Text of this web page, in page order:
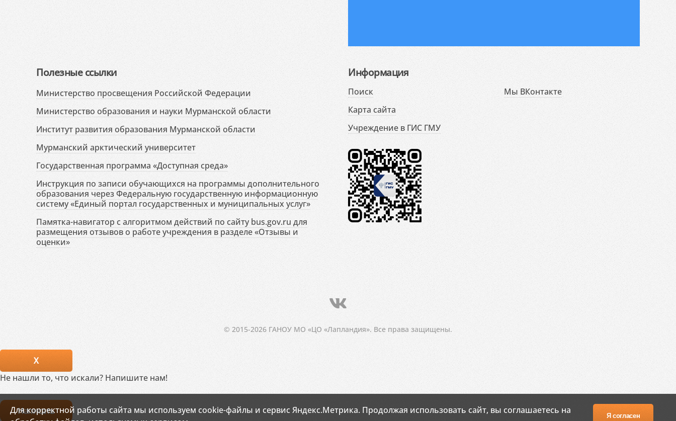
Полезные ссылки
Министерство просвещения Российской Федерации
Министерство образования и науки Мурманской области
Институт развития образования Мурманской области
Мурманский арктический университет
Государственная программа «Доступная среда»
Инструкция по записи обучающихся на программы дополнительного
образования через Федеральную государственную информационную
систему «Единый портал государственных и муниципальных услуг»
Памятка-навигатор с алгоритмом действий по сайту bus.gov.ru для
размещения отзывов о работе учреждения в разделе «Отзывы и
оценки»
Информация
Поиск
Карта сайта
Учреждение в ГИС ГМУ
Мы ВКонтакте
© 2015-2026 ГАНОУ МО «ЦО «Лапландия». Все права защищены.
Для корректной работы сайта мы используем cookie-файлы и сервис Яндекс.Метрика. Продолжая использовать сайт, вы соглашаетесь на
Я согласен
X
Не нашли то, что искали? Напишите нам!
Написать